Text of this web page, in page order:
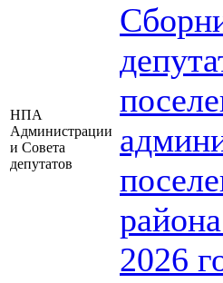
НПА
Администрации
и Совета
депутатов
2026